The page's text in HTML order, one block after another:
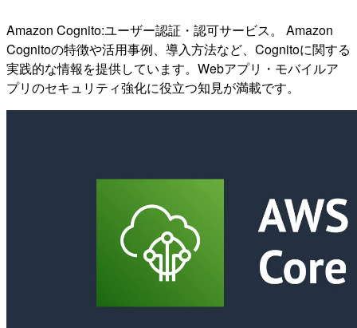
Amazon Cognito:ユーザー認証・認可サービス。 Amazon
Cognitoの特徴や活用事例、導入方法など、Cognitoに関する
実践的な情報を提供しています。Webアプリ・モバイルア
プリのセキュリティ強化に役立つ知見が満載です。